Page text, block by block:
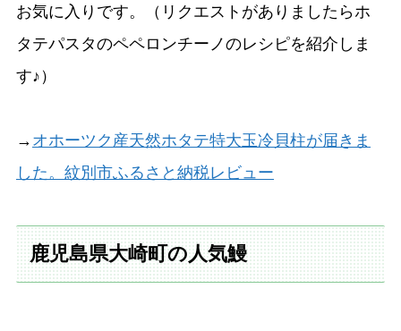
お気に入りです。（リクエストがありましたらホ
タテパスタのペペロンチーノのレシピを紹介しま
す♪）
→ オホーツク産天然ホタテ特大玉冷貝柱が届きま
した。紋別市ふるさと納税レビュー
鹿児島県大崎町の人気鰻